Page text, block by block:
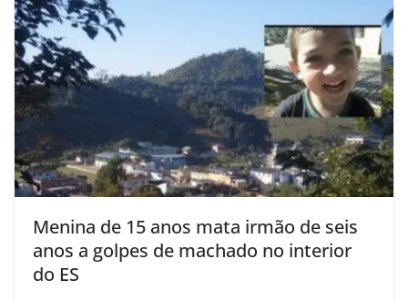
Menina de 15 anos mata irmão de seis
anos a golpes de machado no interior
do ES